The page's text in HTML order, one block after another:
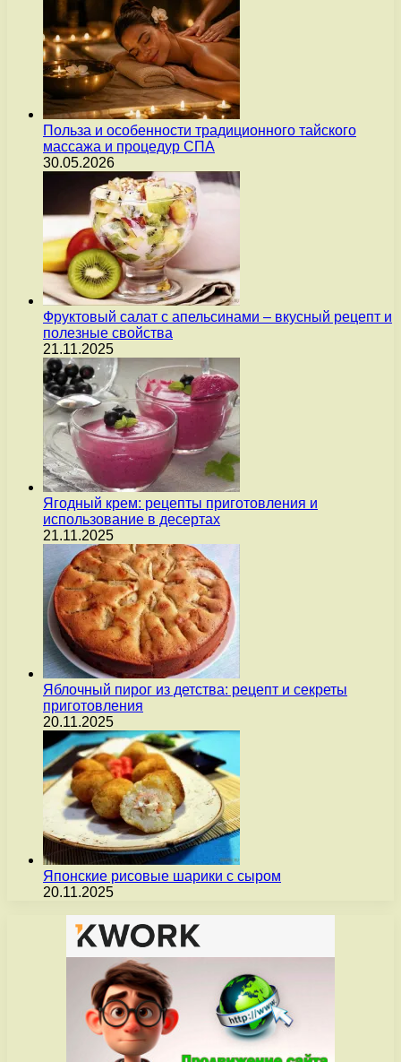
Польза и особенности традиционного тайского
массажа и процедур СПА
30.05.2026
Фруктовый салат с апельсинами – вкусный рецепт и
полезные свойства
21.11.2025
Ягодный крем: рецепты приготовления и
использование в десертах
21.11.2025
Яблочный пирог из детства: рецепт и секреты
приготовления
20.11.2025
Японские рисовые шарики с сыром
20.11.2025